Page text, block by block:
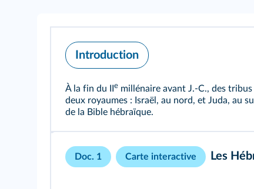
Introduction
À la fin du II e millénaire avant J.‑C., des
deux royaumes : Israël, au nord, et Juda, au
de la Bible hébraïque.
Doc. 1 Carte interactive Les